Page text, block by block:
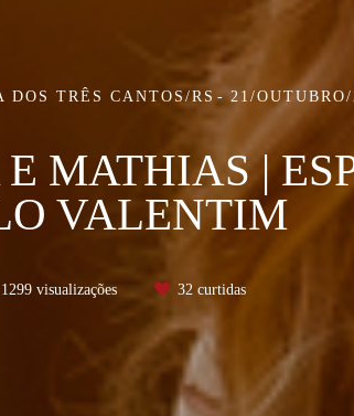
DOS TRÊS CANTOS/RS 21/OUTUBRO/
MATHIAS |
VALENTIM
1299visualizações 32 curtidas